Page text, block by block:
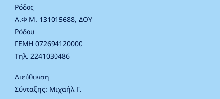
Ρόδος
Α.Φ.Μ. 131015688, ΔΟΥ
Ρόδου
ΓΕΜΗ 072694120000
Τηλ. 2241030486
Διεύθυνση
Σύνταξης: Μιχαήλ Γ.